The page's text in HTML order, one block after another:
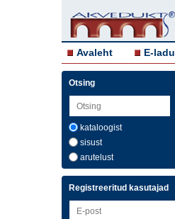
Avaleht E-ladu
Otsing
kataloogist
sisust
arutelust
Registreeritud kasutajad